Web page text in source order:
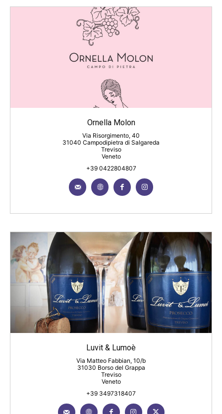
Ornella Molon
Via Risorgimento, 40
31040 Campodipietra di Salgareda
Treviso
Veneto
+39 0422804807
Luvit & Lumoè
Via Matteo Fabbian, 10/b
31030 Borso del Grappa
Treviso
Veneto
+39 3497318407